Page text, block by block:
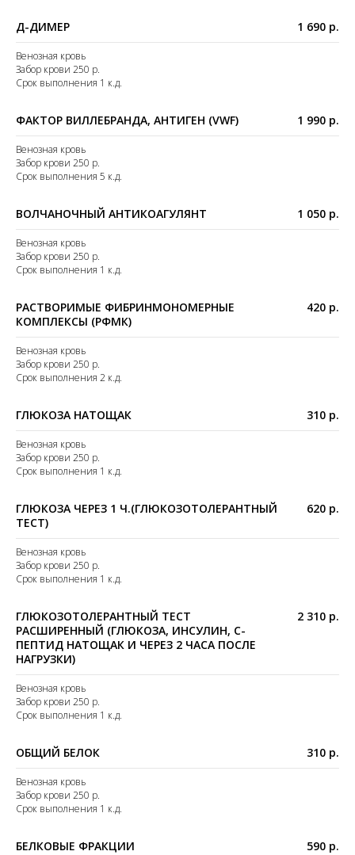
Д-ДИМЕР 1 690 р.
Венозная кровь
Забор крови 250 р.
Срок выполнения 1 к.д.
ФАКТОР ВИЛЛЕБРАНДА, АНТИГЕН (VWF) 1 990 р.
Венозная кровь
Забор крови 250 р.
Срок выполнения 5 к.д.
ВОЛЧАНОЧНЫЙ АНТИКОАГУЛЯНТ 1 050 р.
Венозная кровь
Забор крови 250 р.
Срок выполнения 1 к.д.
РАСТВОРИМЫЕ ФИБРИНМОНОМЕРНЫЕ
КОМПЛЕКСЫ (РФМК)
420 р.
Венозная кровь
Забор крови 250 р.
Срок выполнения 2 к.д.
ГЛЮКОЗА НАТОЩАК 310 р.
Венозная кровь
Забор крови 250 р.
Срок выполнения 1 к.д.
ГЛЮКОЗА ЧЕРЕЗ 1 Ч.(ГЛЮКОЗОТОЛЕРАНТНЫЙ
ТЕСТ)
620 р.
Венозная кровь
Забор крови 250 р.
Срок выполнения 1 к.д.
ГЛЮКОЗОТОЛЕРАНТНЫЙ ТЕСТ
РАСШИРЕННЫЙ (ГЛЮКОЗА, ИНСУЛИН, С-
ПЕПТИД НАТОЩАК И ЧЕРЕЗ 2 ЧАСА ПОСЛЕ
НАГРУЗКИ)
2 310 р.
Венозная кровь
Забор крови 250 р.
Срок выполнения 1 к.д.
ОБЩИЙ БЕЛОК 310 р.
Венозная кровь
Забор крови 250 р.
Срок выполнения 1 к.д.
БЕЛКОВЫЕ ФРАКЦИИ 590 р.